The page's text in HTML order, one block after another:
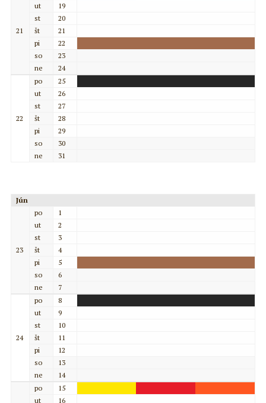
21
ut
19
st
20
št
21
pi
22
so
23
ne
24
22
po
25
ut
26
st
27
št
28
pi
29
so
30
ne
31
Jún
23
po
1
ut
2
st
3
št
4
pi
5
so
6
ne
7
24
po
8
ut
9
st
10
št
11
pi
12
so
13
ne
14
po
15
ut
16